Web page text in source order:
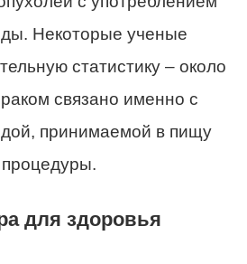
Некоторые ученые
статистику – около
связано именно с
принимаемой в пищу
для здоровья